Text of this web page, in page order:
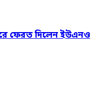
ফেরত দিলেন ইউএনও